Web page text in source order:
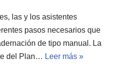
las y los asistentes
pasos necesarios que
de tipo manual. La
del Plan… Leer más »